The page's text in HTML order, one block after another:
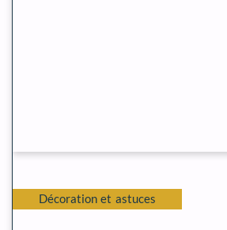
Décoration et astuces